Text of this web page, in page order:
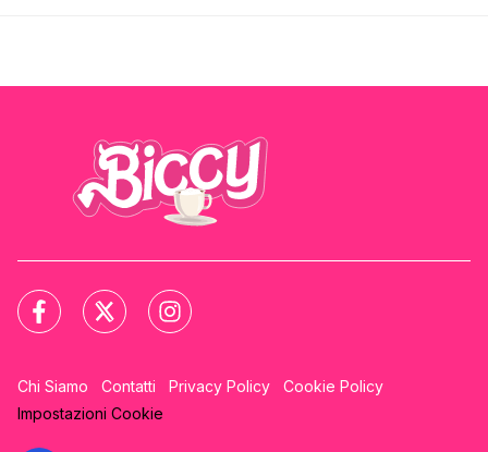
Chi Siamo Contatti Privacy Policy
Cookie Policy
Impostazioni Cookie